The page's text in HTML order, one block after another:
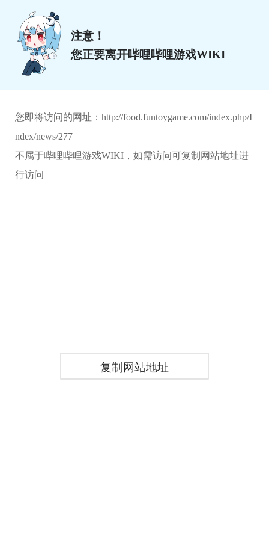
注意！
您正要离开哔哩哔哩游戏WIKI
您即将访问的网址： http://food.funtoygame.com/index.php/I
ndex/news/277
不属于哔哩哔哩游戏WIKI，如需访问可复制网站地址进
行访问
复制网站地址